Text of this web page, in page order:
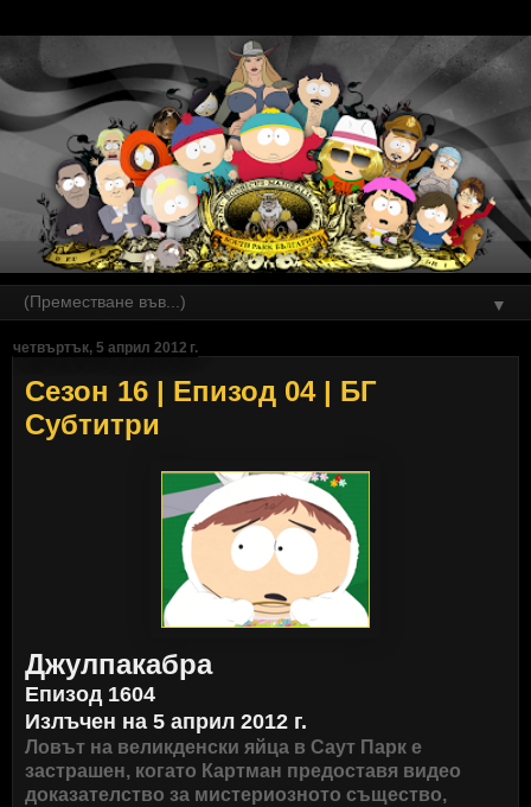
▼
четвъртък, 5 април 2012 г.
Сезон 16 | Епизод 04 | БГ
Субтитри
Джулпакабра
Епизод 1604
Излъчен на 5 април 2012 г.
Ловът на великденски яйца в Саут Парк е
застрашен, когато Картман предоставя видео
доказателство за мистериозното същество,